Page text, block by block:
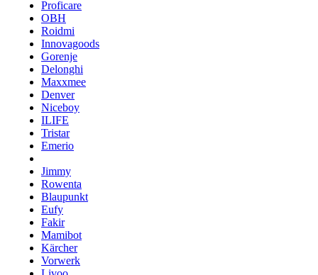
Proficare
OBH
Roidmi
Innovagoods
Gorenje
Delonghi
Maxxmee
Denver
Niceboy
ILIFE
Tristar
Emerio
Jimmy
Rowenta
Blaupunkt
Eufy
Fakir
Mamibot
Kärcher
Vorwerk